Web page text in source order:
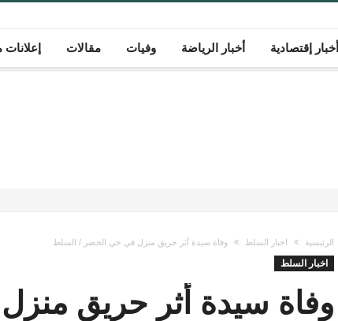
أخبار إقتصادية أخبار الرياضة وفيات مقالات إعلانات
الرئيسية اخبار السلط وفاة سيدة أثر حريق منزل في حي الخضر / السلط
اخبار السلط
وفاة سيدة أثر حريق